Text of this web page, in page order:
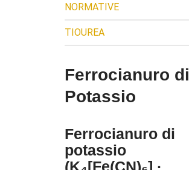
NORMATIVE
TIOUREA
Ferrocianuro di
Potassio
Ferrocianuro di
potassio
(K₄[Fe(CN)₆] ·